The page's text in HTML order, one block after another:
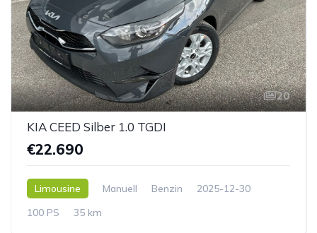
20
KIA CEED Silber 1.0 TGDI
€22.690
Limousine Manuell Benzin
2025-12-30
100 PS
35 km